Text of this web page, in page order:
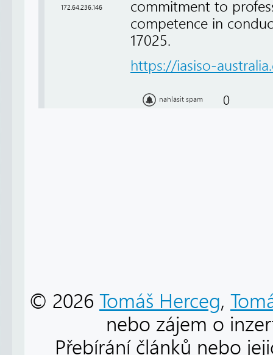
172.64.236.146
commitment to
competence in
17025.
https://iasiso-
nahlásit spam 0
© 2026 Tomáš Herceg,
nebo zájem o
Přebírání článků nebo